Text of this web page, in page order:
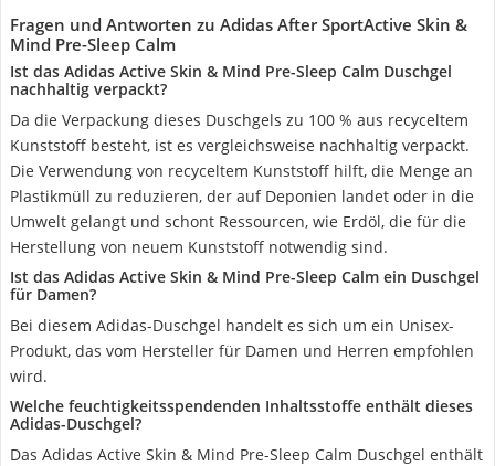
Fragen und Antworten zu Adidas After SportActive Skin &
Mind Pre-Sleep Calm
Ist das Adidas Active Skin & Mind Pre-Sleep Calm Duschgel
nachhaltig verpackt?
Da die Verpackung dieses Duschgels zu 100 % aus recyceltem
Kunststoff besteht, ist es vergleichsweise nachhaltig verpackt.
Die Verwendung von recyceltem Kunststoff hilft, die Menge an
Plastikmüll zu reduzieren, der auf Deponien landet oder in die
Umwelt gelangt und schont Ressourcen, wie Erdöl, die für die
Herstellung von neuem Kunststoff notwendig sind.
Ist das Adidas Active Skin & Mind Pre-Sleep Calm ein Duschgel
für Damen?
Bei diesem Adidas-Duschgel handelt es sich um ein Unisex-
Produkt, das vom Hersteller für Damen und Herren empfohlen
wird.
Welche feuchtigkeitsspendenden Inhaltsstoffe enthält dieses
Adidas-Duschgel?
Das Adidas Active Skin & Mind Pre-Sleep Calm Duschgel enthält